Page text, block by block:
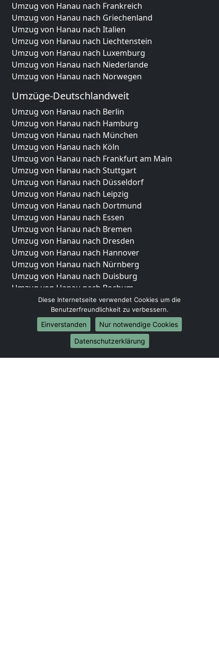
Umzug von Hanau nach Frankreich
Umzug von Hanau nach Griechenland
Umzug von Hanau nach Italien
Umzug von Hanau nach Liechtenstein
Umzug von Hanau nach Luxemburg
Umzug von Hanau nach Niederlande
Umzug von Hanau nach Norwegen
Umzüge-Deutschlandweit
Umzug von Hanau nach Berlin
Umzug von Hanau nach Hamburg
Umzug von Hanau nach München
Umzug von Hanau nach Köln
Umzug von Hanau nach Frankfurt am Main
Umzug von Hanau nach Stuttgart
Umzug von Hanau nach Düsseldorf
Umzug von Hanau nach Leipzig
Umzug von Hanau nach Dortmund
Umzug von Hanau nach Essen
Umzug von Hanau nach Bremen
Umzug von Hanau nach Dresden
Umzug von Hanau nach Hannover
Umzug von Hanau nach Nürnberg
Umzug von Hanau nach Duisburg
Umzug von Hanau nach Bochum
Umzug von Hanau nach Wuppertal
Umzug von Hanau nach Bielefeld
Umzug von Hanau nach Bonn
Umzug von Hanau nach Münster
Diese Internetseite verwendet Cookies um die
Benutzerfreundlichkeit zu verbessern.
Einverstanden
Nur notwendige Cookies
Datenschutzerklärung